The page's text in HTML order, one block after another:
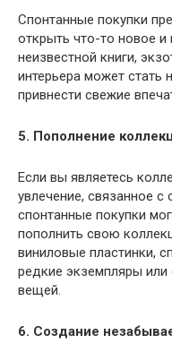
Спонтанные покупки
открыть что-то новое и
неизвестной книги,
интерьера может стать
привнести свежие
5. Пополнение
Если вы являетесь
увлечение, связанное
спонтанные покупки
пополнить свою
виниловые пластинки,
редкие экземпляры
вещей.
6. Создание